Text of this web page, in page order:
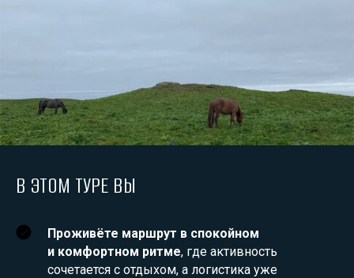
В ЭТОМ ТУРЕ ВЫ
Проживёте маршрут в спокойном
и комфортном ритме, где активность
сочетается с отдыхом, а логистика уже